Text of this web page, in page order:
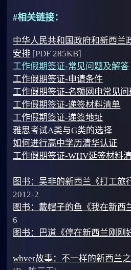
#相关链接：
中华人民共和国政府和新西兰
安排 [PDF 285KB]
工作假期签证-常见问题及解答
工作假期签证-申请条件
工作假期签证-名额网申常见问
工作假期签证-递签材料清单
工作假期签证-递签地址
雅思考试A类与G类的选择
如何进行高中学历清华认证
工作假期签证-WHV延签材料
图书：吴非的新西兰《打工旅
2012-2
图书：戴帽子的鱼《我在新西
6
图书：巴道《停在新西兰刚刚
whver故事：不一样的新西兰